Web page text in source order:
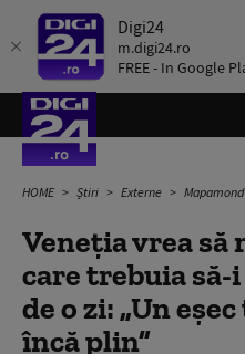
Digi24
m.digi24.ro
FREE - In Google
HOME Știri Externe Mapamond
Veneția vrea să
care trebuia
de o zi: „Un
încă plin”